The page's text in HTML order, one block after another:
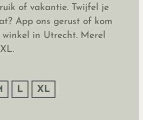
of vakantie. Twijfel je
App ons gerust of kom
winkel in Utrecht. Merel
L XL